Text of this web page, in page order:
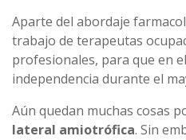
Aparte del abordaje
trabajo de terapeutas
profesionales, para que en
independencia durante el
Aún quedan muchas cosas
lateral amiotrófica. Sin